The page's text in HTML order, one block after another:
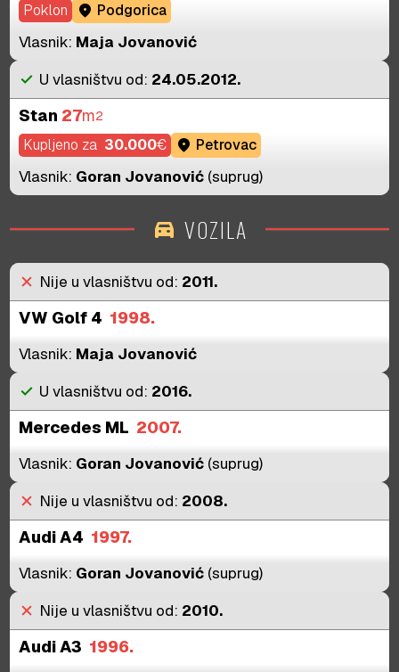
Poklon location_on Podgorica
Vlasnik: Maja Jovanović
check U vlasništvu od: 24.05.2012.
Stan 27m2
Kupljeno za 30.000€ location_on Petrovac
Vlasnik: Goran Jovanović (suprug)
directions_car VOZILA
close Nije u vlasništvu od: 2011.
VW Golf 4 1998.
Vlasnik: Maja Jovanović
check U vlasništvu od: 2016.
Mercedes ML 2007.
Vlasnik: Goran Jovanović (suprug)
close Nije u vlasništvu od: 2008.
Audi A4 1997.
Vlasnik: Goran Jovanović (suprug)
close Nije u vlasništvu od: 2010.
Audi A3 1996.